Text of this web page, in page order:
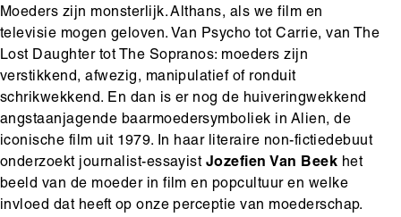
Moeders zijn monsterlijk. Althans, als we film en
televisie mogen geloven. Van Psycho tot Carrie, van The
Lost Daughter tot The Sopranos: moeders zijn
verstikkend, afwezig, manipulatief of ronduit
schrikwekkend. En dan is er nog de huiveringwekkend
angstaanjagende baarmoedersymboliek in Alien, de
iconische film uit 1979. In haar literaire non-fictiedebuut
onderzoekt journalist-essayist Jozefien Van Beek het
beeld van de moeder in film en popcultuur en welke
invloed dat heeft op onze perceptie van moederschap.